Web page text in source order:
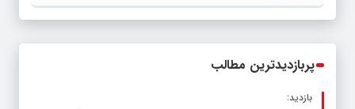
عرصه نماز برگزار شد
پربازدیدترین مطالب
بازدید: